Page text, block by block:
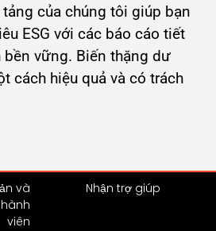
của chúng tôi giúp bạn
ESG với các báo cáo tiết
vững. Biến thặng dư
cách hiệu quả và có trách
và
viên
Nhận trợ giúp